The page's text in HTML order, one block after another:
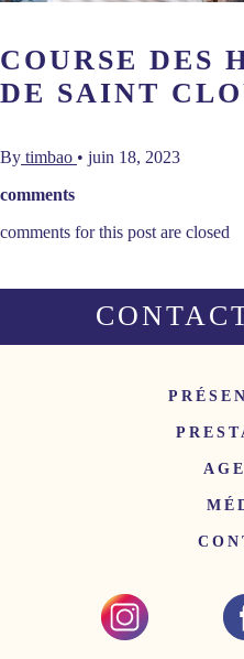
COURSE DES
DE SAINT
By timbao • juin 18, 2023
comments
comments for this post are closed